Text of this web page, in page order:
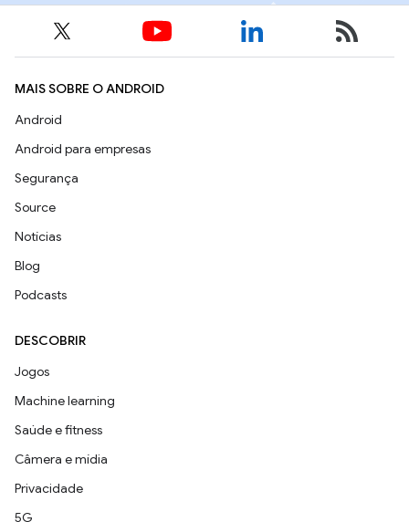
MAIS SOBRE O ANDROID
Android
Android para empresas
Segurança
Source
Notícias
Blog
Podcasts
DESCOBRIR
Jogos
Machine learning
Saúde e fitness
Câmera e mídia
Privacidade
5G